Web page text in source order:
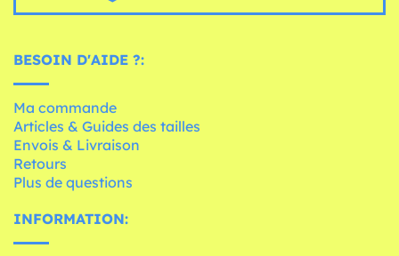
BESOIN D'AIDE ?:
Ma commande
Articles & Guides des tailles
Envois & Livraison
Retours
Plus de questions
INFORMATION: